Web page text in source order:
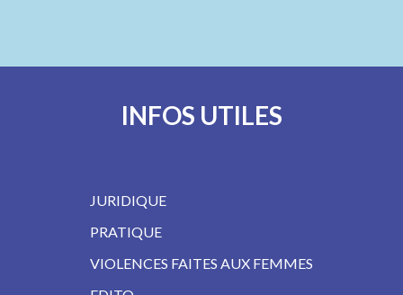
INFOS UTILES
JURIDIQUE
PRATIQUE
VIOLENCES FAITES AUX FEMMES